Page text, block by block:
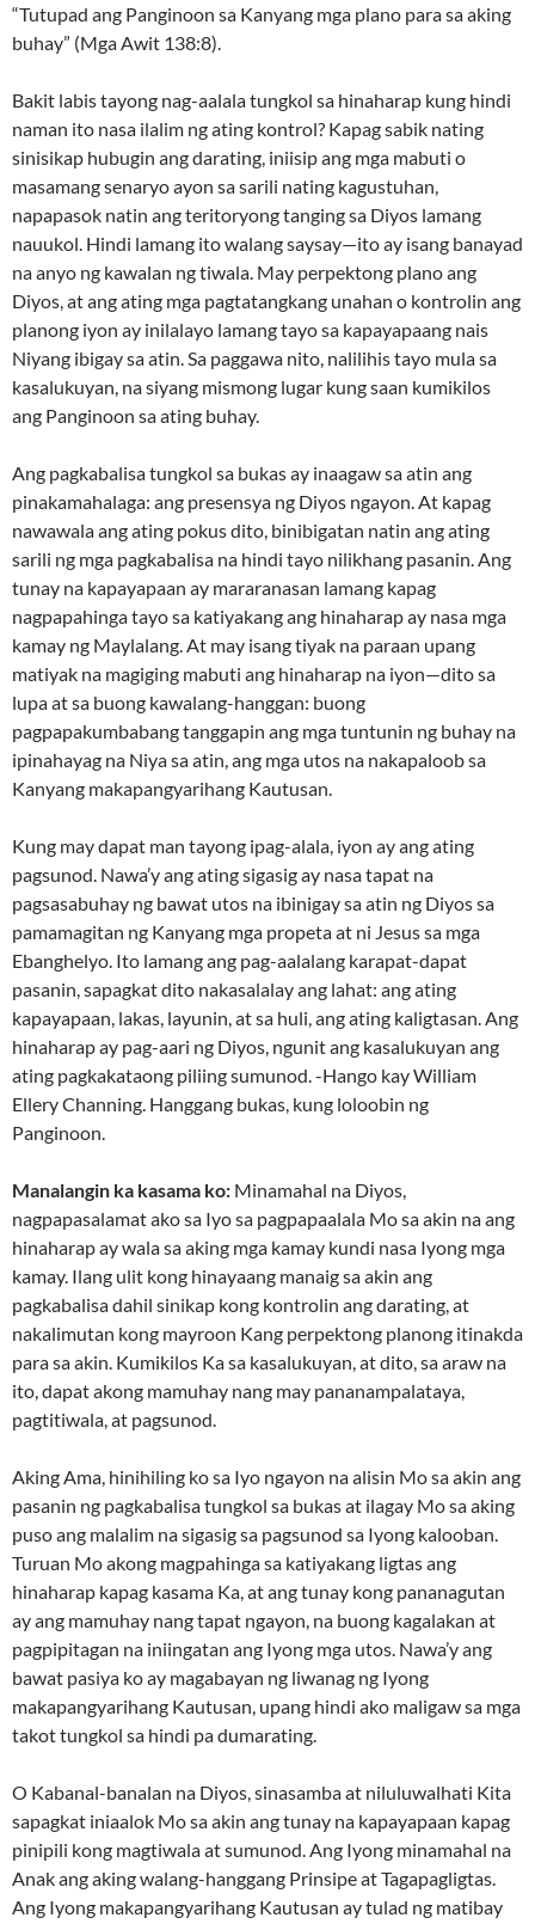
“Tutupad ang Panginoon sa Kanyang mga plano para sa aking
buhay” (Mga Awit 138:8).
Bakit labis tayong nag-aalala tungkol sa hinaharap kung hindi
naman ito nasa ilalim ng ating kontrol? Kapag sabik nating
sinisikap hubugin ang darating, iniisip ang mga mabuti o
masamang senaryo ayon sa sarili nating kagustuhan,
napapasok natin ang teritoryong tanging sa Diyos lamang
nauukol. Hindi lamang ito walang saysay—ito ay isang banayad
na anyo ng kawalan ng tiwala. May perpektong plano ang
Diyos, at ang ating mga pagtatangkang unahan o kontrolin ang
planong iyon ay inilalayo lamang tayo sa kapayapaang nais
Niyang ibigay sa atin. Sa paggawa nito, nalilihis tayo mula sa
kasalukuyan, na siyang mismong lugar kung saan kumikilos
ang Panginoon sa ating buhay.
Ang pagkabalisa tungkol sa bukas ay inaagaw sa atin ang
pinakamahalaga: ang presensya ng Diyos ngayon. At kapag
nawawala ang ating pokus dito, binibigatan natin ang ating
sarili ng mga pagkabalisa na hindi tayo nilikhang pasanin. Ang
tunay na kapayapaan ay mararanasan lamang kapag
nagpapahinga tayo sa katiyakang ang hinaharap ay nasa mga
kamay ng Maylalang. At may isang tiyak na paraan upang
matiyak na magiging mabuti ang hinaharap na iyon—dito sa
lupa at sa buong kawalang-hanggan: buong
pagpapakumbabang tanggapin ang mga tuntunin ng buhay na
ipinahayag na Niya sa atin, ang mga utos na nakapaloob sa
Kanyang makapangyarihang Kautusan.
Kung may dapat man tayong ipag-alala, iyon ay ang ating
pagsunod. Nawa’y ang ating sigasig ay nasa tapat na
pagsasabuhay ng bawat utos na ibinigay sa atin ng Diyos sa
pamamagitan ng Kanyang mga propeta at ni Jesus sa mga
Ebanghelyo. Ito lamang ang pag-aalalang karapat-dapat
pasanin, sapagkat dito nakasalalay ang lahat: ang ating
kapayapaan, lakas, layunin, at sa huli, ang ating kaligtasan. Ang
hinaharap ay pag-aari ng Diyos, ngunit ang kasalukuyan ang
ating pagkakataong piliing sumunod. -Hango kay William
Ellery Channing. Hanggang bukas, kung loloobin ng
Panginoon.
Manalangin ka kasama ko: Minamahal na Diyos,
nagpapasalamat ako sa Iyo sa pagpapaalala Mo sa akin na ang
hinaharap ay wala sa aking mga kamay kundi nasa Iyong mga
kamay. Ilang ulit kong hinayaang manaig sa akin ang
pagkabalisa dahil sinikap kong kontrolin ang darating, at
nakalimutan kong mayroon Kang perpektong planong itinakda
para sa akin. Kumikilos Ka sa kasalukuyan, at dito, sa araw na
ito, dapat akong mamuhay nang may pananampalataya,
pagtitiwala, at pagsunod.
Aking Ama, hinihiling ko sa Iyo ngayon na alisin Mo sa akin ang
pasanin ng pagkabalisa tungkol sa bukas at ilagay Mo sa aking
puso ang malalim na sigasig sa pagsunod sa Iyong kalooban.
Turuan Mo akong magpahinga sa katiyakang ligtas ang
hinaharap kapag kasama Ka, at ang tunay kong pananagutan
ay ang mamuhay nang tapat ngayon, na buong kagalakan at
pagpipitagan na iniingatan ang Iyong mga utos. Nawa’y ang
bawat pasiya ko ay magabayan ng liwanag ng Iyong
makapangyarihang Kautusan, upang hindi ako maligaw sa mga
takot tungkol sa hindi pa dumarating.
O Kabanal-banalan na Diyos, sinasamba at niluluwalhati Kita
sapagkat iniaalok Mo sa akin ang tunay na kapayapaan kapag
pinipili kong magtiwala at sumunod. Ang Iyong minamahal na
Anak ang aking walang-hanggang Prinsipe at Tagapagligtas.
Ang Iyong makapangyarihang Kautusan ay tulad ng matibay